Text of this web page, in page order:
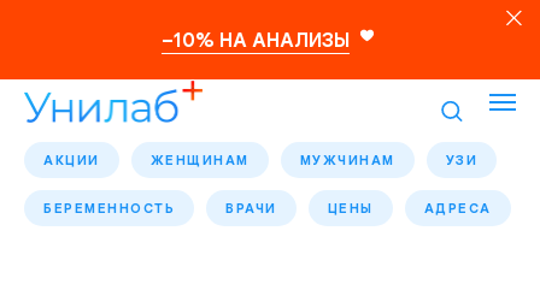
–10% НА АНАЛИЗЫ
АКЦИИ ЖЕНЩИНАМ МУЖЧИНАМ УЗИ
БЕРЕМЕННОСТЬ ВРАЧИ ЦЕНЫ АДРЕСА